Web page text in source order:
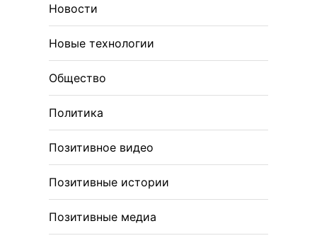
Новости
Новые технологии
Общество
Политика
Позитивное видео
Позитивные истории
Позитивные медиа